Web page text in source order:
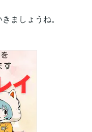
ましょうね。